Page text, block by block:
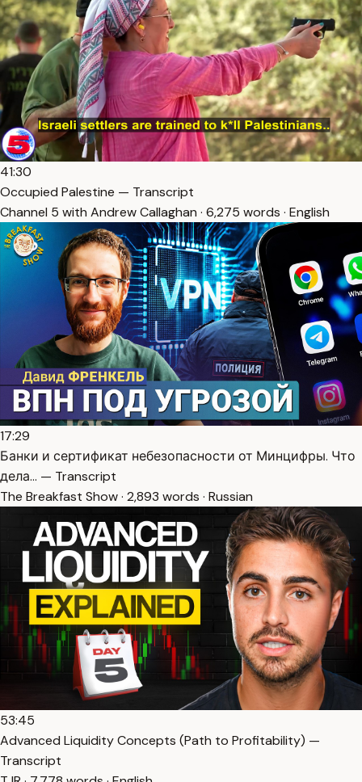
41:30
Occupied Palestine — Transcript
Channel 5 with Andrew Callaghan · 6,275 words · English
17:29
Банки и сертификат небезопасности от Минцифры. Что
дела… — Transcript
The Breakfast Show · 2,893 words · Russian
53:45
Advanced Liquidity Concepts (Path to Profitability) —
Transcript